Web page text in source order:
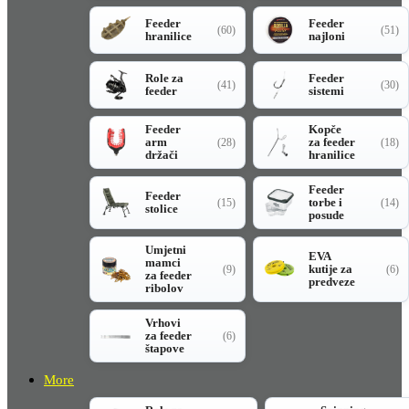
Feeder
hranilice
(60)
Feeder
najloni
(51)
Role za
feeder
(41)
Feeder
sistemi
(30)
Feeder
arm
držači
(28)
Kopče
za feeder
hranilice
(18)
Feeder
stolice
(15)
Feeder
torbe i
posude
(14)
Umjetni
mamci
za feeder
ribolov
(9)
EVA
kutije za
predveze
(6)
Vrhovi
za feeder
štapove
(6)
More